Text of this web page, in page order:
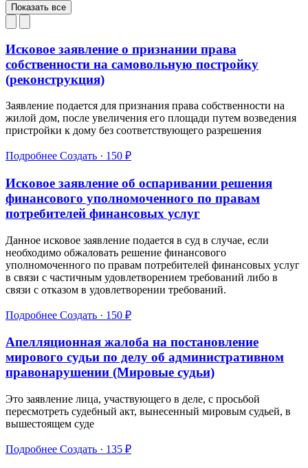
Показать все
Исковое заявление о признании права
собственности на самовольную постройку
(реконструкция)
Заявление подается для признания права собственности на
жилой дом, после увеличения его площади путем возведения
пристройки к дому без соответствующего разрешения
Подробнее Создать · 150 ₽
Исковое заявление об оспаривании решения
финансового уполномоченного по правам
потребителей финансовых услуг
Данное исковое заявление подается в суд в случае, если
необходимо обжаловать решение финансового
уполномоченного по правам потребителей финансовых услуг
в связи с частичным удовлетворением требований либо в
связи с отказом в удовлетворении требований.
Подробнее Создать · 150 ₽
Апелляционная жалоба на постановление
мирового судьи по делу об административном
правонарушении (Мировые судьи)
Это заявление лица, участвующего в деле, с просьбой
пересмотреть судебный акт, вынесенный мировым судьей, в
вышестоящем суде
Подробнее Создать · 135 ₽